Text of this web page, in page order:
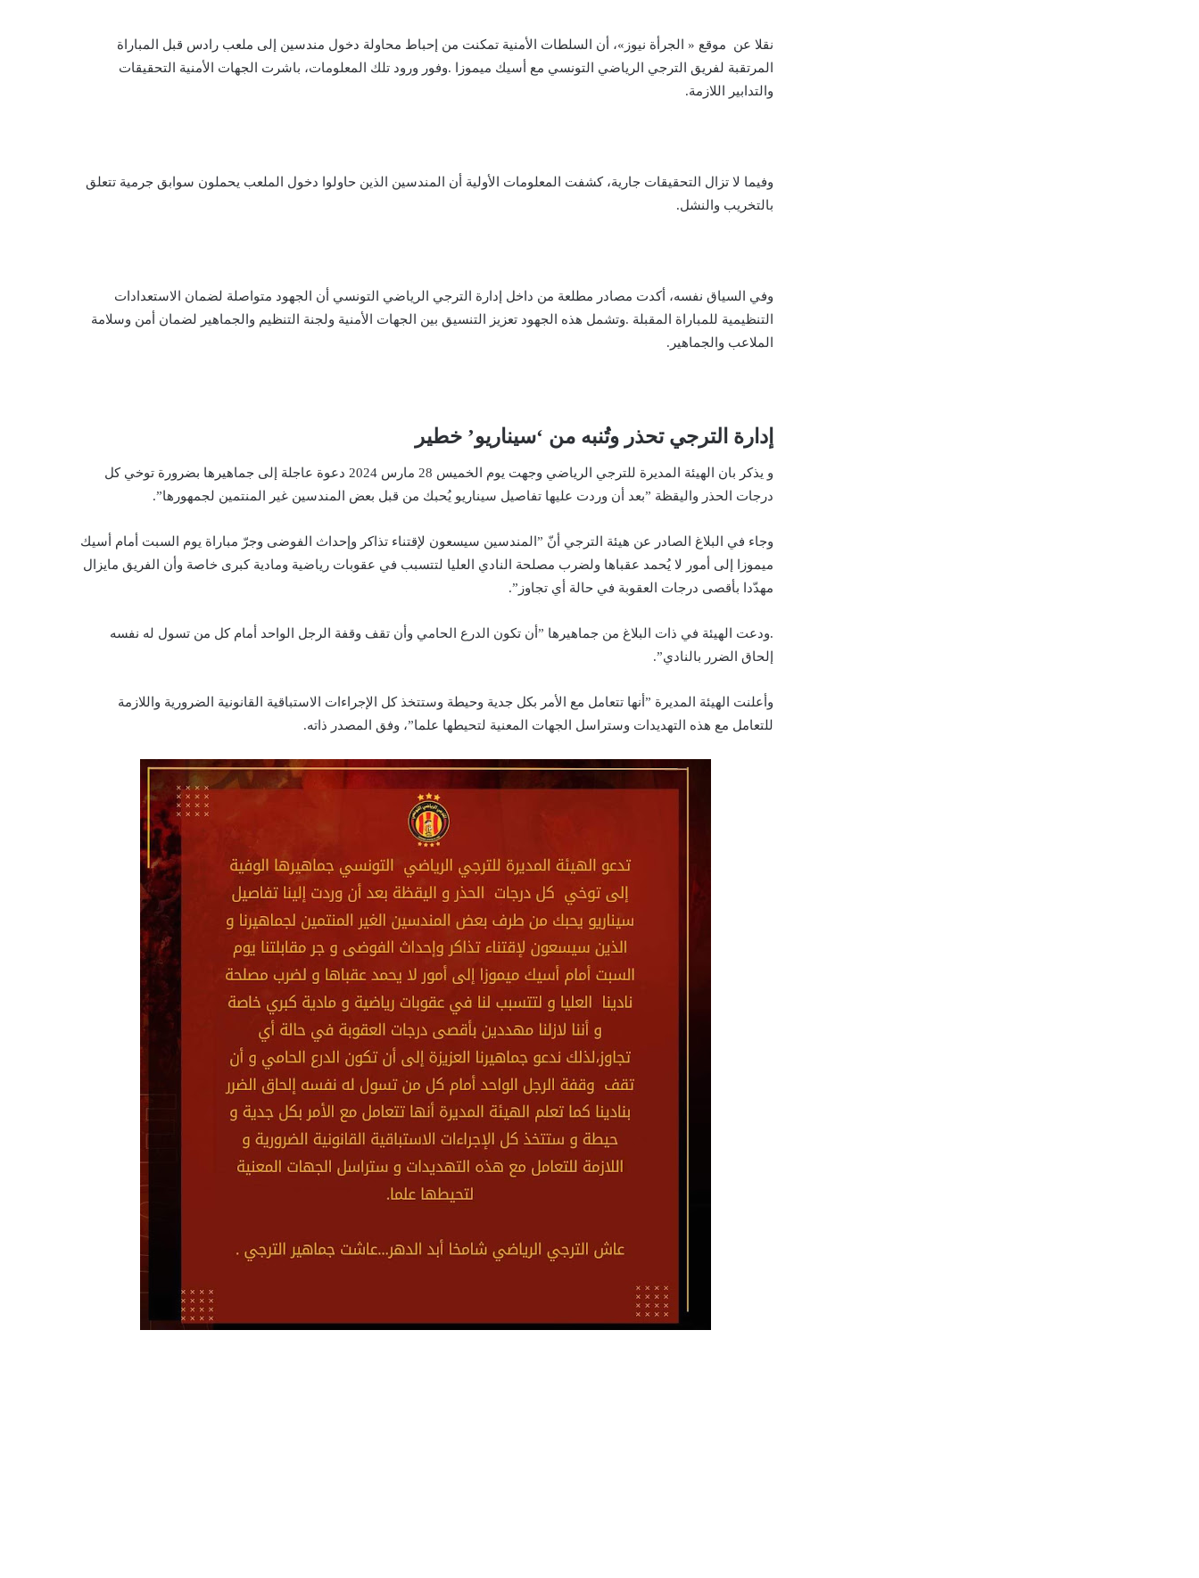
‬والتدابير‭ ‬اللازمة‭.‬
‬بالتخريب‭ ‬والنشل‭.‬
‬الملاعب‭ ‬والجماهير‭.‬
إدارة الترجي تحذر وتُنبه من ‘سيناريو’ خطير
و يذكر بان الهيئة المديرة للترجي الرياضي وجهت يوم الخميس 28 مارس 2024 دعوة عاجلة إلى جماهيرها بضرورة توخي كل
درجات الحذر واليقظة ”بعد أن وردت عليها تفاصيل سيناريو يُحبك من قبل بعض المندسين غير المنتمين لجمهورها”.
وجاء في البلاغ الصادر عن هيئة الترجي أنّ ”المندسين سيسعون لإقتناء تذاكر وإحداث الفوضى وجرّ مباراة يوم السبت أمام أسيك
ميموزا إلى أمور لا يُحمد عقباها ولضرب مصلحة النادي العليا لتتسبب في عقوبات رياضية ومادية كبرى خاصة وأن الفريق مايزال
مهدّدا بأقصى درجات العقوبة في حالة أي تجاوز”.
.ودعت الهيئة في ذات البلاغ من جماهيرها ”أن تكون الدرع الحامي وأن تقف وقفة الرجل الواحد أمام كل من تسول له نفسه
إلحاق الضرر بالنادي”.
وأعلنت الهيئة المديرة ”أنها تتعامل مع الأمر بكل جدية وحيطة وستتخذ كل الإجراءات الاستباقية القانونية الضرورية واللازمة
للتعامل مع هذه التهديدات وستراسل الجهات المعنية لتحيطها علما”، وفق المصدر ذاته.